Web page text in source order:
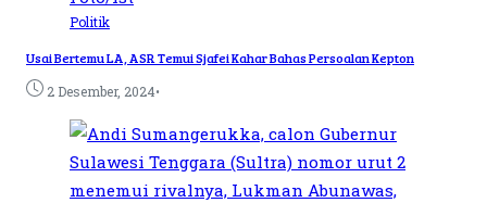
Politik
Usai Bertemu LA, ASR Temui Sjafei Kahar Bahas Persoalan Kepton
2 Desember, 2024•